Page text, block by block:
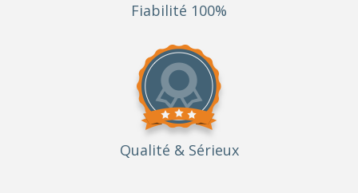
Fiabilité 100%
Qualité & Sérieux